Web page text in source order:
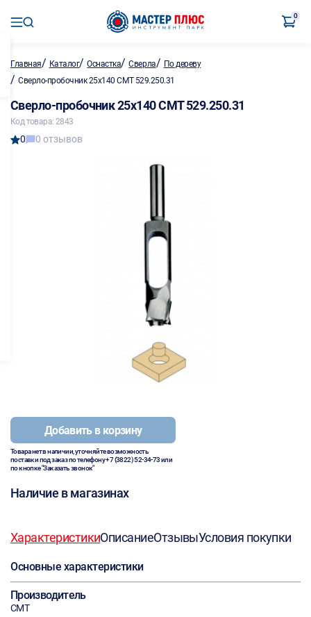
0
Главная/ Каталог/Оснастка/Сверла/ По дереву
/ Сверло-пробочник 25х140 СМТ 529.250.31
Сверло-пробочник 25х140 СМТ 529.250.31
Код товара: 2843
0 0 отзывов
Добавить в корзину
Товара нет в наличии, уточняйте возможность
поставки под заказ по телефону+7 (3822) 52-34-73или
по кнопке "Заказать звонок"
Наличие в магазинах
ХарактеристикиОписаниеОтзывыУсловия покупки
Основные характеристики
Производитель
СМТ